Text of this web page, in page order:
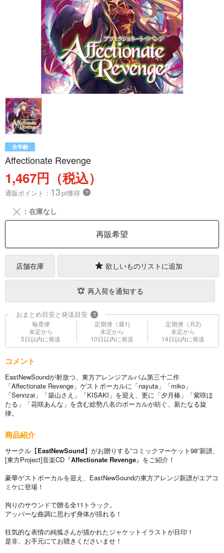
全年齢
Affectionate Revenge
1,467円（税込）
通販ポイント： 13pt獲得 ？
╳ ：在庫なし
再販希望
店舗在庫 欲しいものリストに追加
再入荷を通知する
おまとめ目安と発送目安 ?
毎度便
未定から
5日以内に発送
定期便（週1)
未定から
10日以内に発送
定期便（月2)
未定から
14日以内に発送
コメント
EastNewSoundが射放つ、東方アレンジアルバム第三十二作
「Affectionate Revenge」ゲストボーカルに「nayuta」「miko」
「Sennzai」「築山さえ」「KISAKI」を迎え、更に「夕月椿」「紫咲ほ
たる」「花咲あんな」を含む総勢八名のボーカルが紡ぐ、新たなる旋
律。
商品紹介
サークル【EastNewSound】がお贈りする”コミックマーケット98”新譜、
[東方Project]音楽CD『Affectionate Revenge』をご紹介！
豪華ゲストボーカルを迎え、EastNewSoundの東方アレンジ新譜がエアコ
ミケに登場！
拘りのサウンドで贈る全11トラック。
アッパーな曲調に思わず身体が揺れる！
狂気的な表情の純狐さんが描かれたジャケットイラストが目印！
是非、お手元にてお聴きくださいませ！